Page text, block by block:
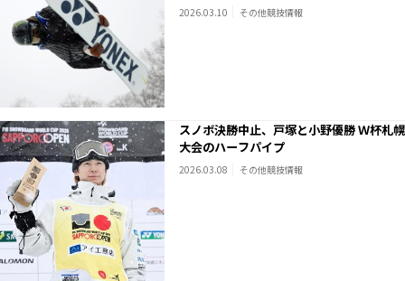
2026.03.10 その他競技情報
スノボ決勝中止、戸塚と小野優勝 Ｗ杯札幌
大会のハーフパイプ
2026.03.08 その他競技情報